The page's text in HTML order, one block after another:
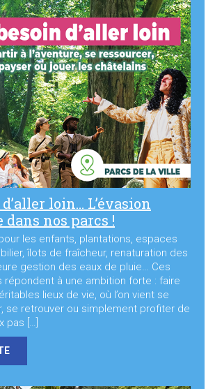
loin… L’évasion
dans nos parcs !
les enfants, plantations, espaces
îlots de fraîcheur, renaturation des
gestion des eaux de pluie… Ces
répondent à une ambition forte : faire
lieux de vie, où l’on vient se
se retrouver ou simplement profiter de
pas […]